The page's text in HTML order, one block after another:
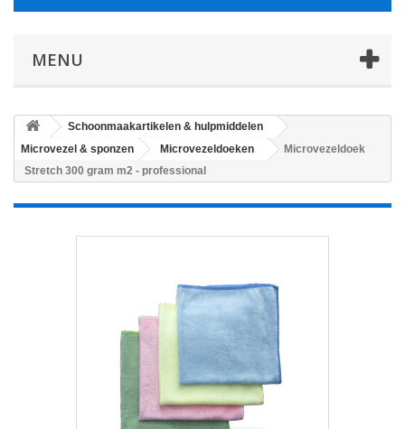
MENU
Schoonmaakartikelen & hulpmiddelen
Microvezel & sponzen
Microvezeldoeken
Microvezeldoek
Stretch 300 gram m2 - professional